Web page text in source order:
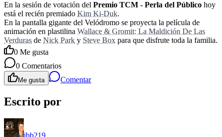
En la sesión de votación del Premio TCM - Perla del Público hoy
está el recién premiado Kim Ki-Duk.
En la pantalla gigante del Velódromo se proyecta la película de
animación en plastilina Wallace & Gromit: La Maldición De Las
Verduras de Nick Park y Steve Box para que disfrute toda la familia.
0 Me gusta
0 Comentarios
Me gusta Comentar
Escrito por
ibb219